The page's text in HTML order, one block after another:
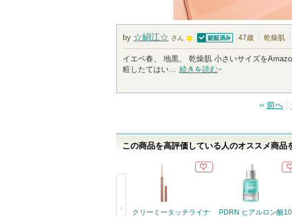
by ☆絹江☆ さん
1
0
0
メ
ン
気
認証済
47歳 乾燥肌
イエベ春、 地黒、 乾燥肌 小さいサイズを
粧したてはい… 続きを読む
前へ
この商品を高評価している人のオススメ商品
クリーミータッチライナ
PDRN ヒアルロン酸